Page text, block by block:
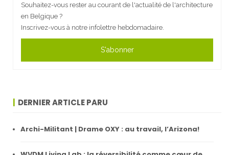
Souhaitez-vous rester au courant de l'actualité de l'architecture
en Belgique ?
Inscrivez-vous à notre infolettre hebdomadaire.
S'abonner
DERNIER ARTICLE PARU
Archi-Militant | Drame OXY : au travail, l’Arizona!